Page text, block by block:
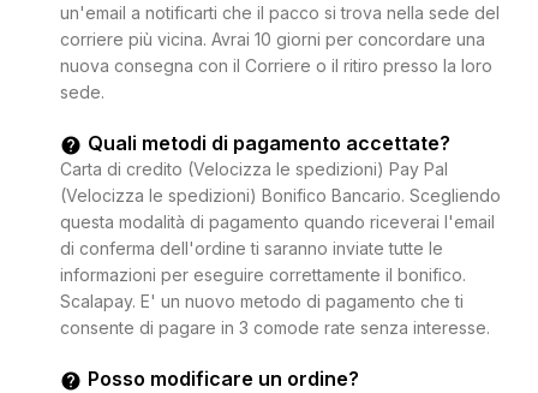
un'email a notificarti che il pacco si trova nella sede del
corriere più vicina. Avrai 10 giorni per concordare una
nuova consegna con il Corriere o il ritiro presso la loro
sede.
Quali metodi di pagamento accettate?
Carta di credito (Velocizza le spedizioni) Pay Pal
(Velocizza le spedizioni) Bonifico Bancario. Scegliendo
questa modalità di pagamento quando riceverai l'email
di conferma dell'ordine ti saranno inviate tutte le
informazioni per eseguire correttamente il bonifico.
Scalapay. E' un nuovo metodo di pagamento che ti
consente di pagare in 3 comode rate senza interesse.
Posso modificare un ordine?